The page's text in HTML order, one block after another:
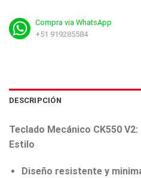
Compra via WhatsApp
+51 919285584
DESCRIPCIÓN
Teclado Mecánico CK550
Estilo
Diseño resistente y